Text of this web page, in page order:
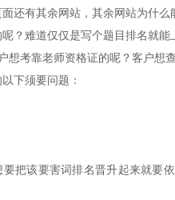
还有其余网站，其余网站为什
？难道仅仅是写个题目排名就能
想考靠老师资格证的呢？客户想
下须要问题：
把该要害词排名晋升起来就要